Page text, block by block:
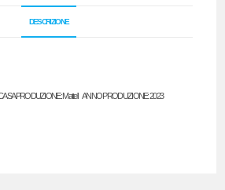
DESCRIZIONE
PRODUZIONE: Mattell ANNO PRODUZIONE: 2023